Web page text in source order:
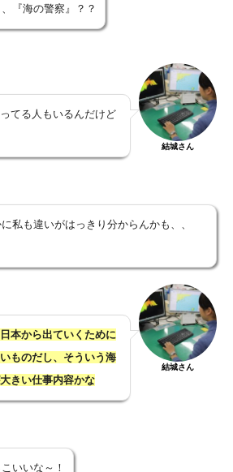
『海の警察』？？
てる人もいるんだけど
結城さん
私も違いがはっきり分からんかも、、
本から出ていくために
ものだし、そういう 海
きい仕事内容かな
結城さん
いいな～！